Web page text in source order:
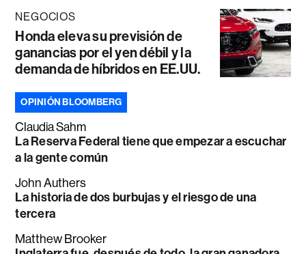
NEGOCIOS
Honda eleva su previsión de
ganancias por el yen débil y la
demanda de híbridos en EE.UU.
OPINIÓN BLOOMBERG
Claudia Sahm
La Reserva Federal tiene que empezar a escuchar
a la gente común
John Authers
La historia de dos burbujas y el riesgo de una
tercera
Matthew Brooker